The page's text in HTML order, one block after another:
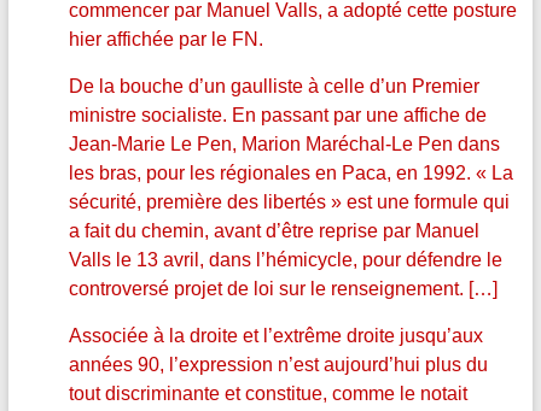
commencer par Manuel Valls, a adopté cette posture
hier affichée par le FN.
De la bouche d’un gaulliste à celle d’un Premier
ministre socialiste. En passant par une affiche de
Jean-Marie Le Pen, Marion Maréchal-Le Pen dans
les bras, pour les régionales en Paca, en 1992. « La
sécurité, première des libertés » est une formule qui
a fait du chemin, avant d’être reprise par Manuel
Valls le 13 avril, dans l’hémicycle, pour défendre le
controversé projet de loi sur le renseignement. […]
Associée à la droite et l’extrême droite jusqu’aux
années 90, l’expression n’est aujourd’hui plus du
tout discriminante et constitue, comme le notait